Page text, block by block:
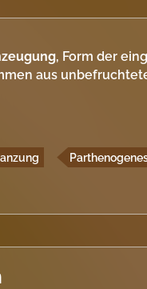
, Form der
aus